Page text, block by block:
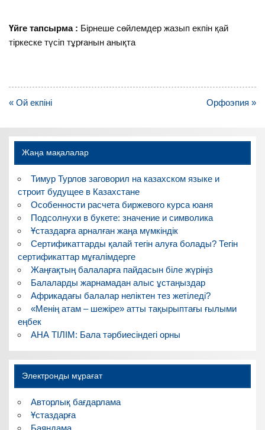
Үйге тапсырма : Бірнеше сөйлемдер жазып екпін қай
тіркеске түсіп тұрғанын анықта
Навигация
записям
« Ой екпіні Орфоэпия »
Жаңа мақалалар
Тимур Турлов заговорил на казахском языке и
строит будущее в Казахстане
Особенности расчета биржевого курса юаня
Подсолнухи в букете: значение и символика
Ұстаздарға арналған жаңа мүмкіндік
Сертификаттарды қалай тегін алуға болады? Тегін
сертификаттар мұғалімдерге
Жаңғақтың балаларға пайдасын біле жүріңіз
Балаларды жарнамадан алыс ұстаңыздар
Африкадағы балалар неліктен тез жетіледі?
«Менің атам – шежіре» атты тақырыптағы ғылыми
еңбек
АНА ТІЛІМ: Бала тәрбиесіндегі орны
Электронды мұрағат
Авторлық бағдарлама
Ұстаздарға